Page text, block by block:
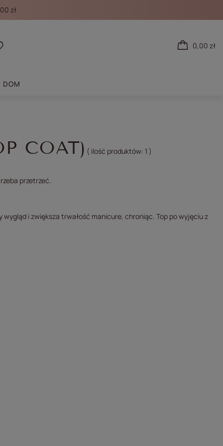
zł
zakupowe
0,00 zł
DOM
COAT) ( ilość produktów: 1 )
przetrzeć.
i zwiększa trwałość manicure, chroniąc. Top po wyjęciu z